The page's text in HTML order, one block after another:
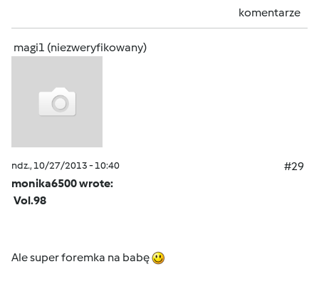
komentarze
magi1 (niezweryfikowany)
ndz., 10/27/2013 - 10:40
#29
monika6500 wrote:
Vol.98
Ale super foremka na babę